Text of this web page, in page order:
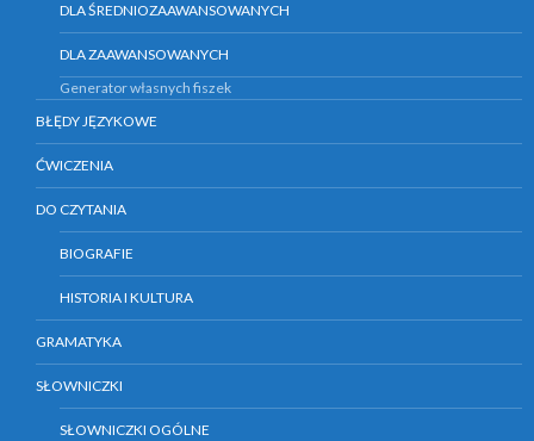
DLA ŚREDNIOZAAWANSOWANYCH
DLA ZAAWANSOWANYCH
Generator własnych fiszek
BŁĘDY JĘZYKOWE
ĆWICZENIA
DO CZYTANIA
BIOGRAFIE
HISTORIA I KULTURA
GRAMATYKA
SŁOWNICZKI
SŁOWNICZKI OGÓLNE